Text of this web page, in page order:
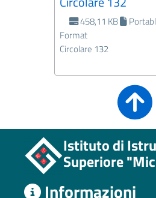
458,11 KB
Format
Circolare 132
Istituto di
Superiore
Informazioni